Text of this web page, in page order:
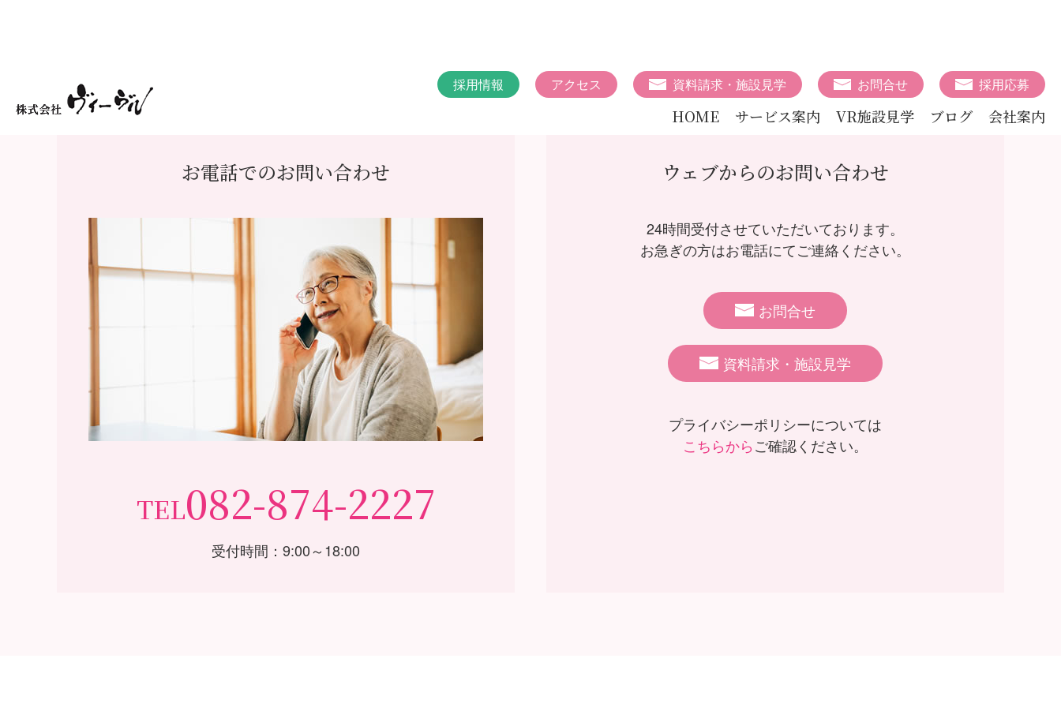
HOME サービス案内 VR施設見学 ブログ 会社案内
採用情報 アクセス 資料請求・施設見学 お問合せ 採用応募
お電話でのお問い合わせ
TEL082-874-2227
受付時間：9:00～18:00
ウェブからのお問い合わせ
24時間受付させていただいております。
お急ぎの方はお電話にてご連絡ください。
お問合せ
資料請求・施設見学
プライバシーポリシーについては
こちらからご確認ください。